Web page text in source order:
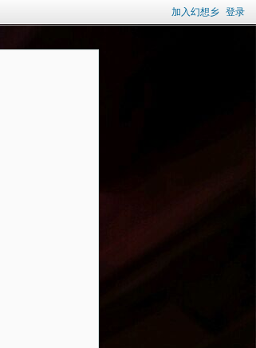
加入幻想乡 登录